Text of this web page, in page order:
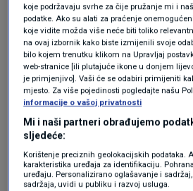
Oglas
koje podržavaju svrhe za čije pružanje mi i
podatke. Ako su alati za praćenje
koje vidite možda više neće biti toliko
na ovaj izbornik kako biste izmijenili svoje
bilo kojem trenutku klikom na Upravljaj
web-stranice [ili plutajuće ikone u donjem
je primjenjivo]. Vaši će se odabiri primijeniti
mjesto. Za više pojedinosti pogledajte našu
informacije o vašoj privatnosti
Mi i naši partneri obrađujemo
sljedeće:
Korištenje preciznih geolokacijskih podataka.
karakteristika uređaja za identifikaciju.
uređaju. Personalizirano oglašavanje i
sadržaja, uvidi u publiku i razvoj usluga.